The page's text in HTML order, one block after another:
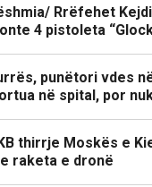
Rrëfehet
4 pistoleta
punëtori vdes
në spital, por
thirrje Moskës e
raketa e dronë